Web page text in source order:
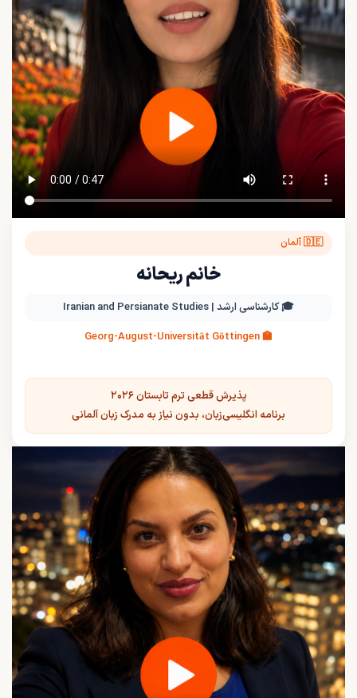
🇩🇪 آلمان
خانم ریحانه
🎓 کارشناسی ارشد | Iranian and Persianate Studies
🏫 Georg-August-Universität Göttingen
پذیرش قطعی ترم تابستان ۲۰۲۶
برنامه انگلیسی‌زبان، بدون نیاز به مدرک زبان آلمانی